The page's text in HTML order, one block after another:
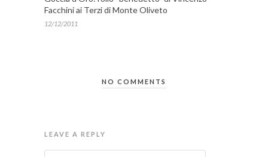
Facchini ai Terzi di Monte Oliveto
12/12/2011
NO COMMENTS
LEAVE A REPLY